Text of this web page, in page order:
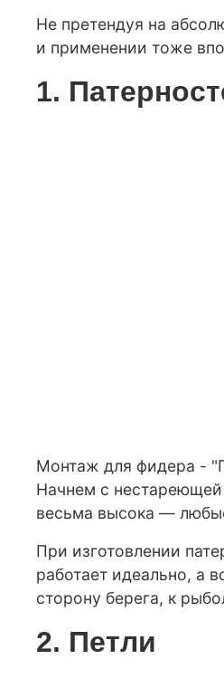
Не претендуя на
и применении тоже
1.
Монтаж для фидера -
Начнем с нестареющей
весьма высока —
При изготовлении
работает идеально, а
сторону берега, к
2. Петли